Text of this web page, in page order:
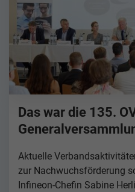
Das war die 135.
Aktuelle
zur Nachwuchsförderung
Infineon-Chefin Sabine